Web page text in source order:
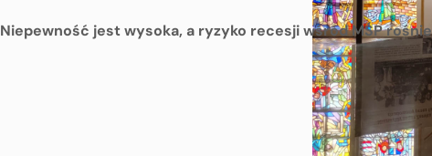
Niepewność jest wysoka, a ryzyko recesji wśród MŚP